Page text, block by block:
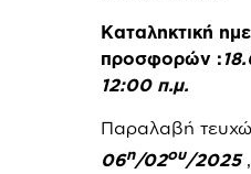
Καταληκτική
προσφορών :
12:00 π.μ.
Παραλαβή
06η/02ου/2025,